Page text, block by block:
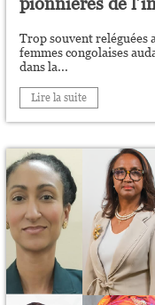
Trop souvent reléguées
femmes congolaises
dans la...
Lire la suite